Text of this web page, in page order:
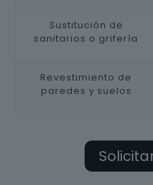
Sustitución de
sanitarios o grifería
Revestimiento de
paredes y suelos